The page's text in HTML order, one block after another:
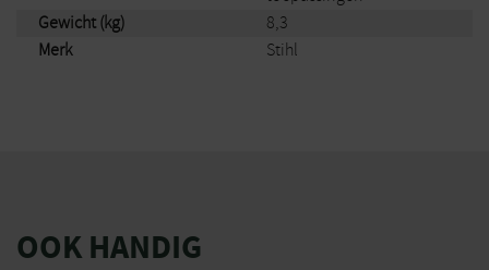
Gewicht (kg)
8,3
Merk
Stihl
OOK HANDIG